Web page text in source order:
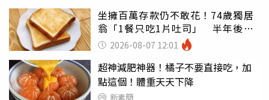
坐擁百萬存款仍不敢花！74歲獨居
翁「1餐只吃1片吐司」 半年後暴
瘦嚇壞女兒
2026-08-07 12:01
超神減肥神器！橘子不要直接吃，加
點這個！體重天天下降
新素簡